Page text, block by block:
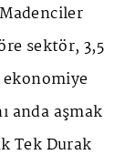
sektör, 3,5
anda aşmak
Tek Durak